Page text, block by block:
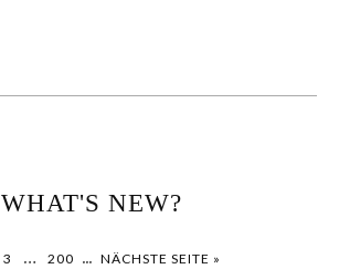
WHAT'S NEW?
3 … 200 ... NÄCHSTE SEITE »